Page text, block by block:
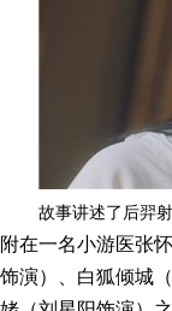
故事讲述了后羿
附在一名小游医张
饰演）、白狐倾城